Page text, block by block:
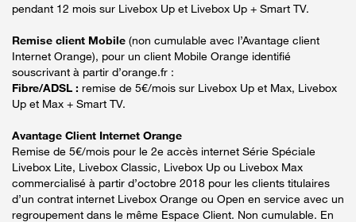
pendant 12 mois sur Livebox Up et Livebox Up + Smart TV.
Remise client Mobile (non cumulable avec l’Avantage client
Internet Orange), pour un client Mobile Orange identifié
souscrivant à partir d’orange.fr :
Fibre/ADSL : remise de 5€/mois sur Livebox Up et Max, Livebox
Up et Max + Smart TV.
Avantage Client Internet Orange
Remise de 5€/mois pour le 2e accès internet Série Spéciale
Livebox Lite, Livebox Classic, Livebox Up ou Livebox Max
commercialisé à partir d’octobre 2018 pour les clients titulaires
d’un contrat internet Livebox Orange ou Open en service avec un
regroupement dans le même Espace Client. Non cumulable. En